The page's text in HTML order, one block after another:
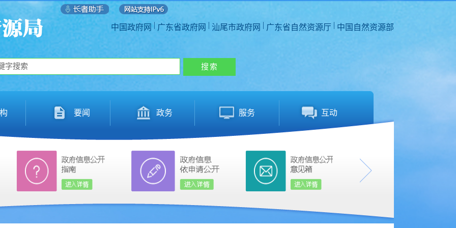
中国政府网 | 广东省政府网 | 汕尾市政府网 | 广东省自然资源厅 | 中国自然资源部
要闻 政务 服务 互动